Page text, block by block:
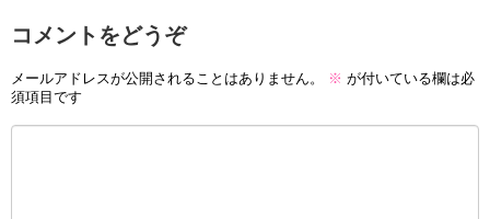
コメントをどうぞ
メールアドレスが公開されることはありません。 ※ が付いている欄は必
須項目です